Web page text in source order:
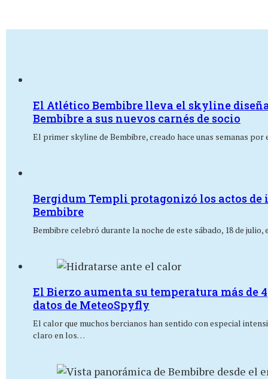
El Atlético Bembibre lleva el skyline
Bembibre a sus nuevos carnés de socio
El primer skyline de Bembibre, creado hace unas semanas
Bergidum Templi protagonizó los actos de
Bembibre
Bembibre celebró durante la noche de este sábado, 18 de
El Bierzo aumenta su temperatura más de
datos de MeteoSpyfly
El calor que muchos bercianos han sentido con especial
claro en los…